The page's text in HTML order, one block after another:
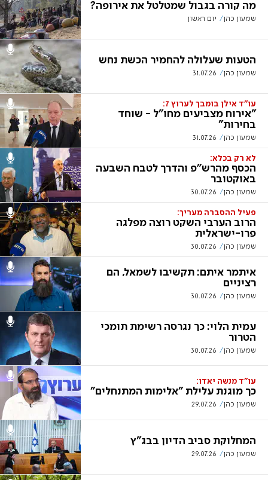
מה קורה בגבול שמטלטל את אירופה?
שמעון כהן יום ראשון
הטעות שעלולה להחמיר הכשת נחש
שמעון כהן 31.07.26
עו"ד אילן בומבך לערוץ 7:
"אירוח מצביעים מחו"ל - שוחד
בחירות"
שמעון כהן 31.07.26
לא רק בכלא:
הכסף מהרש"פ והדרך לטבח השבעה
באוקטובר
שמעון כהן 30.07.26
פעיל ההסברה מעריך:
הרוב הערבי השקט רוצה מפלגה
פרו-ישראלית
שמעון כהן 30.07.26
איתמר איתם: תקשיבו לשמאל, הם
רציניים
שמעון כהן 30.07.26
עמית הלוי: כך נגרסה רשימת תומכי
הטרור
שמעון כהן 30.07.26
עו"ד מנשה יאדו:
כך מוגנת עלילת "אלימות המתנחלים"
שמעון כהן 29.07.26
המחלוקת סביב הדיון בבג"ץ
שמעון כהן 29.07.26